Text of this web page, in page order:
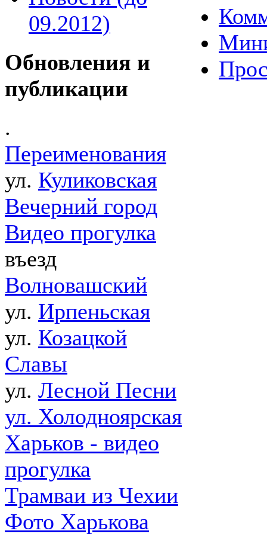
09.2012)
Обновления и
публикации
.
Переименования
ул. Куликовская
Вечерний город
Видео прогулка
въезд
Волновашский
ул. Ирпеньская
ул. Козацкой
Славы
ул. Лесной Песни
ул. Холодноярская
Харьков - видео
прогулка
Трамваи из Чехии
Фото Харькова